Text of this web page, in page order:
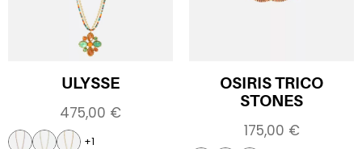
ULYSSE
475,00 €
+1
OSIRIS TRICO
STONES
175,00 €